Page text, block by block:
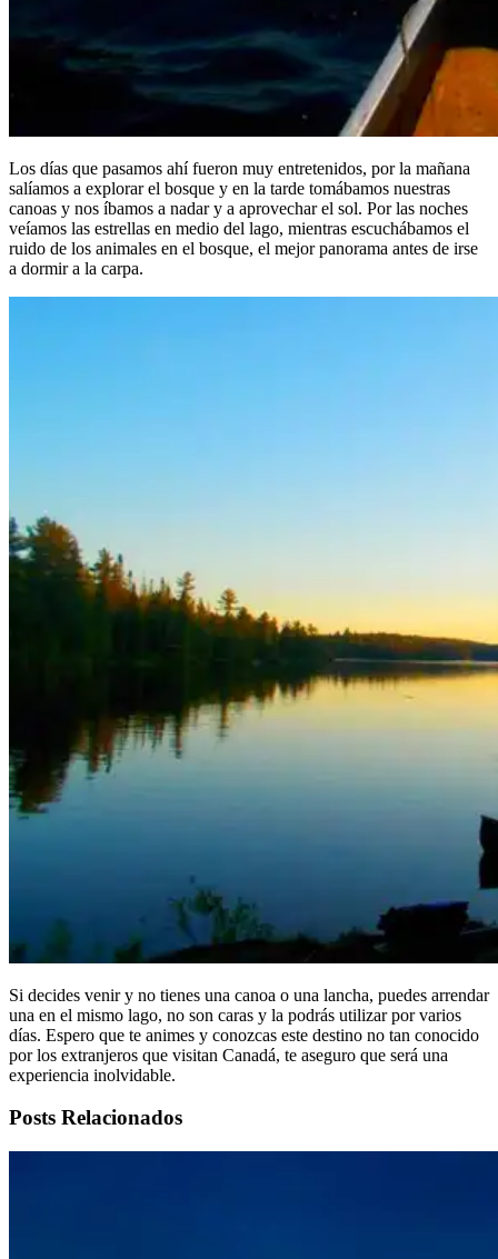
Los días que pasamos ahí fueron muy entretenidos, por la mañana
salíamos a explorar el bosque y en la tarde tomábamos nuestras
canoas y nos íbamos a nadar y a aprovechar el sol. Por las noches
veíamos las estrellas en medio del lago, mientras escuchábamos el
ruido de los animales en el bosque, el mejor panorama antes de irse
a dormir a la carpa.
Si decides venir y no tienes una canoa o una lancha, puedes arrendar
una en el mismo lago, no son caras y la podrás utilizar por varios
días. Espero que te animes y conozcas este destino no tan conocido
por los extranjeros que visitan Canadá, te aseguro que será una
experiencia inolvidable.
Posts Relacionados